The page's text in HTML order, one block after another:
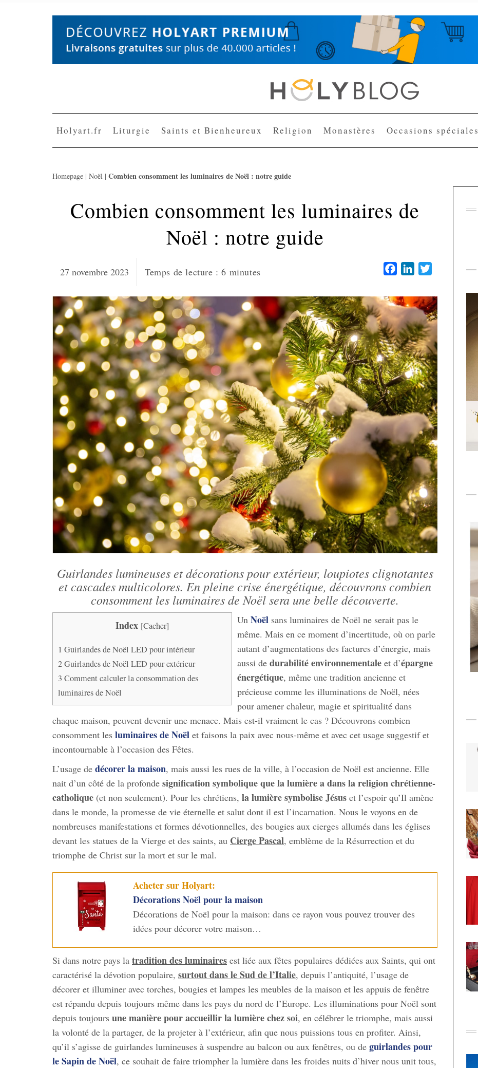
Holyart.fr Liturgie Saints et Bienheureux Religion Monastères Occasions spéciales
Homepage | Noël | Combien consomment les luminaires de Noël : notre guide
Combien consomment les luminaires de
Noël : notre guide
27 novembre 2023 Temps de lecture : 6 minutes FacebookLinkedIn
Guirlandes lumineuses et décorations pour extérieur, loupiotes clignotantes
et cascades multicolores. En pleine crise énergétique, découvrons combien
consomment les luminaires de Noël sera une belle découverte.
Index [Cacher]
1 Guirlandes de Noël LED pour intérieur
2Guirlandes de Noël LED pour extérieur
3 Comment calculer la consommation des
luminaires de Noël
Un Noël sans luminaires de Noël ne serait pas le
même. Mais en ce moment d’incertitude, où on parle
autant d’augmentations des factures d’énergie, mais
aussi de durabilité environnementale et d’épargne
énergétique, même une tradition ancienne et
précieuse comme les illuminations de Noël, nées
pour amener chaleur, magie et spiritualité dans
chaque maison, peuvent devenir une menace. Mais est-il vraiment le cas ? Découvrons combien
consomment les luminaires de Noël et faisons la paix avec nous-même et avec cet usage suggestif et
incontournable à l’occasion des Fêtes.
L’usage de décorer la maison, mais aussi les rues de la ville, à l’occasion de Noël est ancienne. Elle
nait d’un côté de la profonde signification symbolique que la lumière a dans la religion chrétienne-
catholique (et non seulement). Pour les chrétiens, la lumière symbolise Jésus et l’espoir qu’Il amène
dans le monde, la promesse de vie éternelle et salut dont il est l’incarnation. Nous le voyons en de
nombreuses manifestations et formes dévotionnelles, des bougies aux cierges allumés dans les églises
devant les statues de la Vierge et des saints, au Cierge Pascal, emblème de la Résurrection et du
triomphe de Christ sur la mort et sur le mal.
Acheter sur Holyart:
Décorations Noël pour la maison
Décorations de Noël pour la maison: dans ce rayon vous pouvez trouver des
idées pour décorer votre maison…
Si dans notre pays la tradition des luminaires est liée aux fêtes populaires dédiées aux Saints, qui ont
caractérisé la dévotion populaire, surtout dans le Sud de l’Italie, depuis l’antiquité, l’usage de
décorer et illuminer avec torches, bougies et lampes les meubles de la maison et les appuis de fenêtre
est répandu depuis toujours même dans les pays du nord de l’Europe. Les illuminations pour Noël sont
depuis toujours une manière pour accueillir la lumière chez soi, en célébrer le triomphe, mais aussi
la volonté de la partager, de la projeter à l’extérieur, afin que nous puissions tous en profiter. Ainsi,
qu’il s’agisse de guirlandes lumineuses à suspendre au balcon ou aux fenêtres, ou de guirlandes pour
le Sapin de Noël, ce souhait de faire triompher la lumière dans les froides nuits d’hiver nous unit tous,